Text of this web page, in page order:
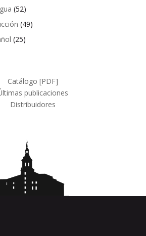
5252
productos
4949
2525
Catálogo [PDF]
publicaciones
Distribuidores